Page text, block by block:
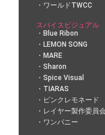
ワールドTWCC
スパイスビジュアル
Blue Ribon
LEMON SONG
MARE
Sharon
Spice Visual
TIARAS
ピンクレモネード
レイヤー製作委員
ワンパニー